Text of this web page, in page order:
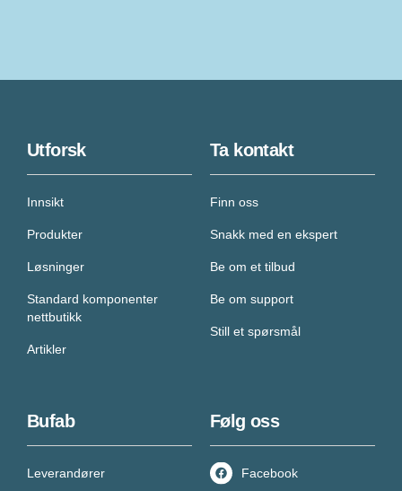
Utforsk
Innsikt
Produkter
Løsninger
Standard komponenter
nettbutikk
Artikler
Ta kontakt
Finn oss
Snakk med en ekspert
Be om et tilbud
Be om support
Still et spørsmål
Bufab
Leverandører
Følg oss
Facebook